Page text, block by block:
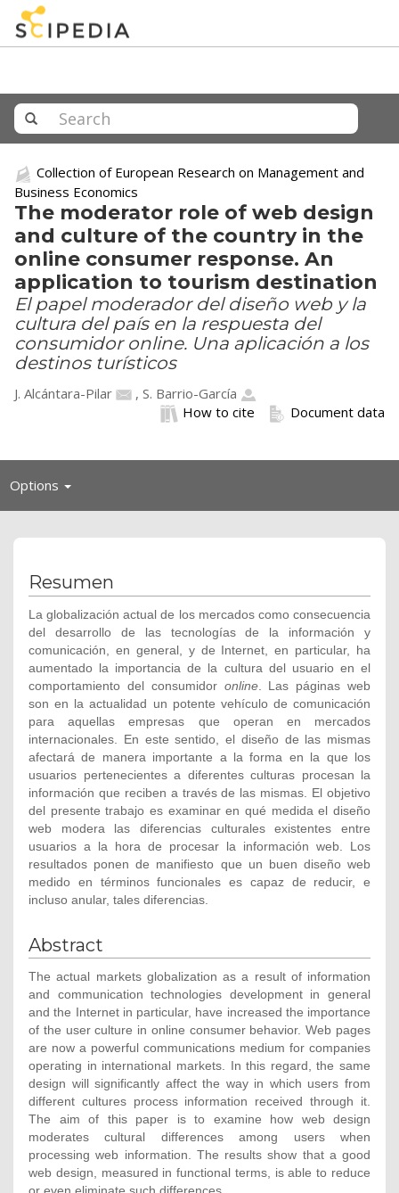
Collection of European Research on Management and
Business Economics
The moderator role of web design
and culture of the country in the
online consumer response. An
application to tourism destination
El papel moderador del diseño web y la
cultura del país en la respuesta del
consumidor online. Una aplicación a los
destinos turísticos
J. Alcántara-Pilar , S. Barrio-García
Document data
How to cite
Options Toggle
Resumen
La globalización actual de los mercados como consecuencia
del desarrollo de las tecnologías de la información y
comunicación, en general, y de Internet, en particular, ha
aumentado la importancia de la cultura del usuario en el
comportamiento del consumidor online. Las páginas web
son en la actualidad un potente vehículo de comunicación
para aquellas empresas que operan en mercados
internacionales. En este sentido, el diseño de las mismas
afectará de manera importante a la forma en la que los
usuarios pertenecientes a diferentes culturas procesan la
información que reciben a través de las mismas. El objetivo
del presente trabajo es examinar en qué medida el diseño
web modera las diferencias culturales existentes entre
usuarios a la hora de procesar la información web. Los
resultados ponen de manifiesto que un buen diseño web
medido en términos funcionales es capaz de reducir, e
incluso anular, tales diferencias.
Abstract
The actual markets globalization as a result of information
and communication technologies development in general
and the Internet in particular, have increased the importance
of the user culture in online consumer behavior. Web pages
are now a powerful communications medium for companies
operating in international markets. In this regard, the same
design will significantly affect the way in which users from
different cultures process information received through it.
The aim of this paper is to examine how web design
moderates cultural differences among users when
processing web information. The results show that a good
web design, measured in functional terms, is able to reduce